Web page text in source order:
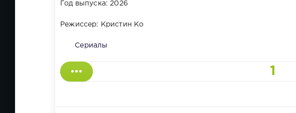
Год выпуска: 2026
Режиссер: Кристин Ко
Сериалы
1